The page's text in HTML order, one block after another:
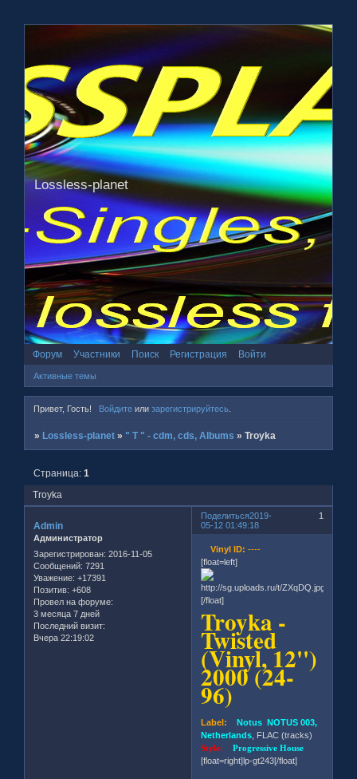
Lossless-planet
Форум Участники Поиск Регистрация Войти
Активные темы
Привет, Гость! Войдитеили зарегистрируйтесь.
» Lossless-planet » " T " - cdm, cds, Albums »Troyka
Troyka
Страница:1
Поделиться 1
2019-
05-12 01:49:18
Admin
Администратор
Зарегистрирован: 2016-11-05
Сообщений: 7291
Уважение: +17391
Позитив: +608
Провел на форуме:
3 месяца 7 дней
Последний визит:
Вчера 22:19:02
Vinyl ID: ----
[float=left]
[/float]
Troyka -
Twisted
(Vinyl, 12'')
2000 (24-
96)
Label: Notus NOTUS 003,
Netherlands , FLAC (tracks)
Style:Progressive House
[float=right]lp-gt243[/float]